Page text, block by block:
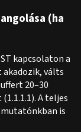
(ha
kapcsolaton a
akadozik, válts
20–30
A teljes
is